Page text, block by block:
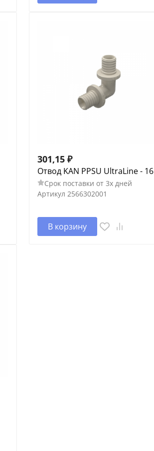
301,15 ₽
Отвод KAN PPSU UltraLine - 16
Срок поставки от 3х дней
Артикул 2566302001
В корзину